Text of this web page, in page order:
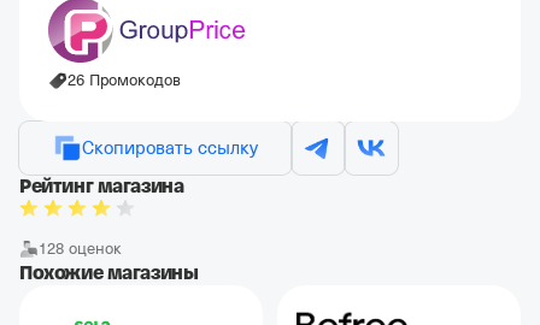
26 Промокодов
Скопировать ссылку
Рейтинг магазина
128 оценок
Похожие магазины